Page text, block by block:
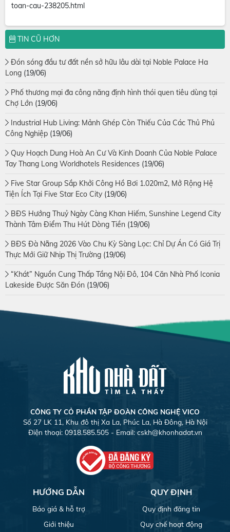
toan-cau-238205.html
TIN CŨ HƠN
Đón sóng đầu tư đất nền sở hữu lâu dài tại Noble Palace Ha
Long (19/06)
Phố thương mại đa công năng định hình thói quen tiêu dùng tại
Chợ Lớn (19/06)
Industrial Hub Living: Mảnh Ghép Còn Thiếu Của Các Thủ Phủ
Công Nghiệp (19/06)
Quy Hoạch Dung Hoà An Cư Và Kinh Doanh Của Noble Palace
Tay Thang Long Worldhotels Residences (19/06)
Five Star Group Sắp Khởi Công Hồ Bơi 1.020m2, Mở Rộng Hệ
Tiện Ích Tại Five Star Eco City (19/06)
BĐS Hướng Thuỷ Ngày Càng Khan Hiếm, Sunshine Legend City
Thành Tâm Điểm Thu Hút Dòng Tiền (19/06)
BĐS Đà Nẵng 2026 Vào Chu Kỳ Sàng Lọc: Chỉ Dự Án Có Giá Trị
Thực Mới Giữ Nhịp Thị Trường (19/06)
“Khát” Nguồn Cung Thấp Tầng Nội Đô, 104 Căn Nhà Phố Iconia
Lakeside Được Săn Đón (19/06)
CÔNG TY CỎ PHẦN TẬP ĐOÀN CÔNG NGHỆ VICO
Số 27 LK 11, Khu đô thị Xa La, Phúc La, Hà Đông, Hà Nội
Điện thoại: 0918.585.505 - Email: cskh@khonhadat.vn
HƯỚNG DẪN
Báo giá & hỗ trợ
Giới thiệu
QUY ĐỊNH
Quy định đăng tin
Quy chế hoạt động